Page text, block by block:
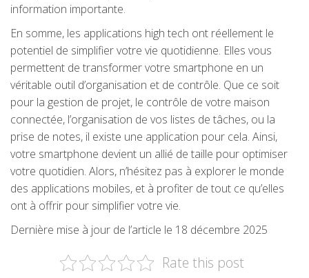
information importante.
En somme, les applications high tech ont réellement le
potentiel de simplifier votre vie quotidienne. Elles vous
permettent de transformer votre smartphone en un
véritable outil d’organisation et de contrôle. Que ce soit
pour la gestion de projet, le contrôle de votre maison
connectée, l’organisation de vos listes de tâches, ou la
prise de notes, il existe une application pour cela. Ainsi,
votre smartphone devient un allié de taille pour optimiser
votre quotidien. Alors, n’hésitez pas à explorer le monde
des applications mobiles, et à profiter de tout ce qu’elles
ont à offrir pour simplifier votre vie.
Dernière mise à jour de l’article le 18 décembre 2025
Rate this post